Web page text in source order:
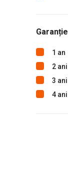
Garanție
1 an
2 ani
3 ani
4 ani